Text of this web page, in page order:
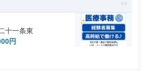
十一条東
円